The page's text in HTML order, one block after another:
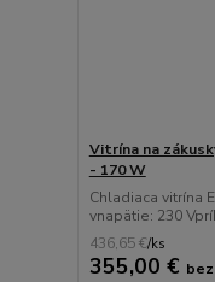
Vitrína na
- 170 W
Chladiaca vitrína
vnapätie: 230
436,65 €/ks
355,00 €